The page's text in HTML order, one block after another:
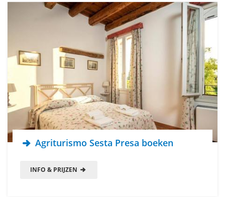
Agriturismo Sesta Presa boeken
INFO & PRIJZEN